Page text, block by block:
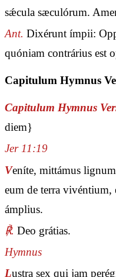
sǽcula sæculórum.
Ant. Dixérunt ímpii:
quóniam contrárius est
Capitulum Hymnus
Capitulum Hymnus
diem}
Jer 11:19
Veníte, mittámus
eum de terra vivéntium,
ámplius.
℟. Deo grátias.
Hymnus
Lustra sex qui jam